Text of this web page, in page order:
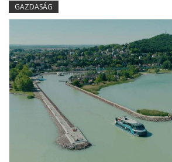
GAZDASÁG